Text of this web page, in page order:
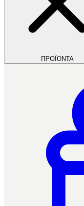
ΠΡΟΪΟΝΤΑ